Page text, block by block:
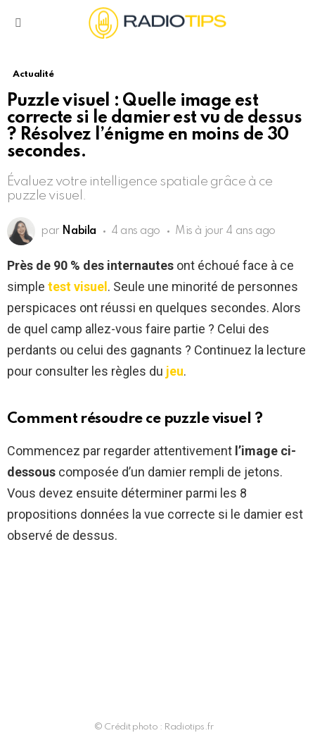
Actualité
Puzzle visuel : Quelle image est
correcte si le damier est vu de dessus
? Résolvez l’énigme en moins de 30
secondes.
Évaluez votre intelligence spatiale grâce à ce
puzzle visuel.
par Nabila 4 ans ago Mis à jour 4 ans ago
Près de 90 % des internautes ont échoué face à ce
simple test visuel . Seule une minorité de personnes
perspicaces ont réussi en quelques secondes. Alors
de quel camp allez-vous faire partie ? Celui des
perdants ou celui des gagnants ? Continuez la lecture
pour consulter les règles du jeu.
Comment résoudre ce puzzle visuel ?
Commencez par regarder attentivement l’image ci-
dessous composée d’un damier rempli de jetons.
Vous devez ensuite déterminer parmi les 8
propositions données la vue correcte si le damier est
observé de dessus.
© Crédit photo : Radiotips.fr